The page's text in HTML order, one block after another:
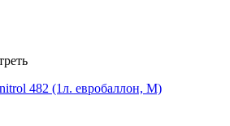
482 (1л. евробаллон, М)